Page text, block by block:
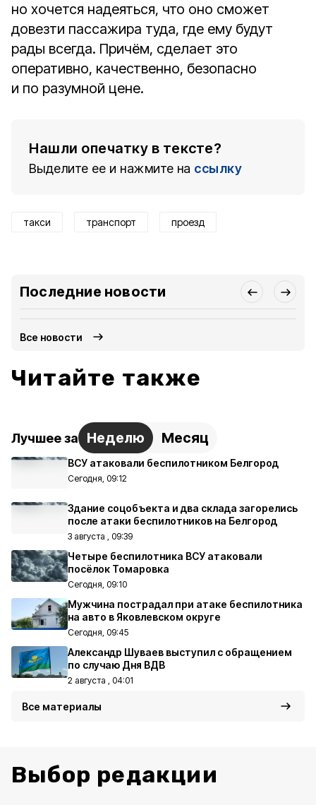
но хочется надеяться, что оно сможет
довезти пассажира туда, где ему будут
рады всегда. Причём, сделает это
оперативно, качественно, безопасно
и по разумной цене.
Нашли опечатку в тексте?
Выделите ее и нажмите на ссылку
такси транспорт проезд
Последние новости
Все новости
Читайте также
Лучшее за Неделю Месяц
ВСУ атаковали беспилотником Белгород
Сегодня, 09:12
Здание соцобъекта и два склада загорелись
после атаки беспилотников на Белгород
3 августа , 09:39
Четыре беспилотника ВСУ атаковали
посёлок Томаровка
Сегодня, 09:10
Мужчина пострадал при атаке беспилотника
на авто в Яковлевском округе
Сегодня, 09:45
Александр Шуваев выступил с обращением
по случаю Дня ВДВ
2 августа , 04:01
Все материалы
Выбор редакции